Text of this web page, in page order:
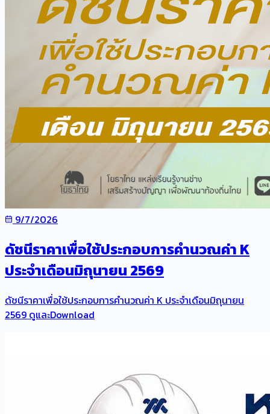
9/7/2026
ดัชนีราคาเพื่อใช้ประกอบการคำนวณค่า K
ประจำเดือนมิถุนายน 2569
ดัชนีราคาเพื่อใช้ประกอบการคำนวณค่า K ประจำเดือนมิถุนายน
2569 ดูและDownload